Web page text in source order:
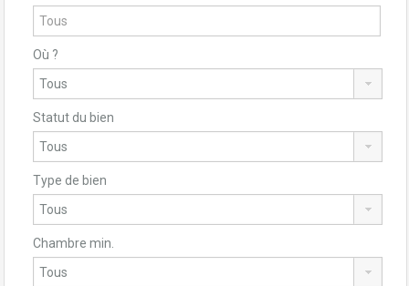
Où ?
Statut du bien
Type de bien
Chambre min.